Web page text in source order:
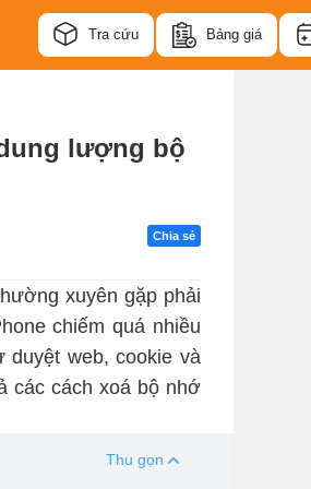
Tra cứu Bảng giá
lượng bộ
Chia sẻ
xuyên gặp phải
chiếm quá nhiều
duyệt web, cookie và
các cách xoá bộ nhớ
Thu gọn